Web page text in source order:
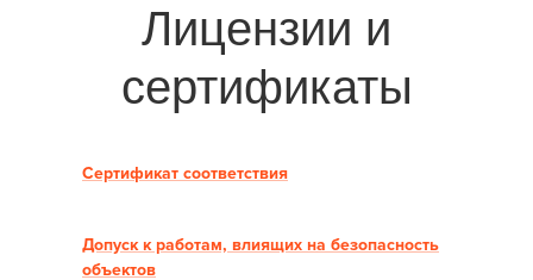
Лицензии и
сертификаты
Сертификат соответствия
Допуск к работам, влиящих на безопасность
объектов